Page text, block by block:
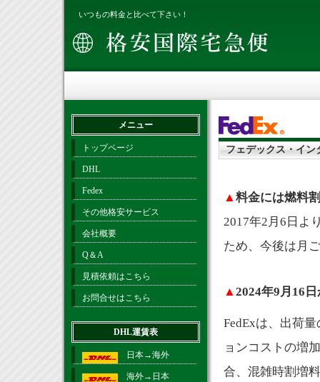
いつもの料金と比べて下さい！
フェデックス・イン
▲料金には燃料
2017年2月6日よ
ため、今後は月
▲2024年9月16
FedExは、出荷
ョンコストの増
合、混雑時割増
メニュー
トップページ
DHL
Fedex
その他格安サービス
会社概要
Q＆A
見積依頼はこちら
お問合せはこちら
DHL運賃表
日本→海外
海外→日本